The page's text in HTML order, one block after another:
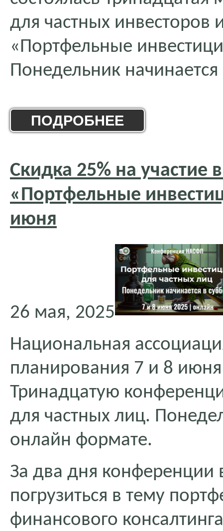
для частных инвесторов
«Портфельные
Понедельник начинается
ПОДРОБНЕЕ
Скидка 25% на участие
«Портфельные
июня
26 мая, 2025
Национальная
планирования 7 и 8
Тринадцатую
для частных лиц.
онлайн формате.
За два дня конференции
погрузиться в тему
финансового